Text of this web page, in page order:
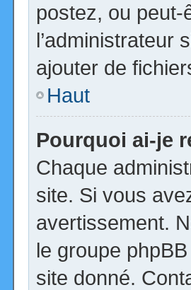
postez, ou
l’administrateur
ajouter de
Haut
Pourquoi ai-je
Chaque
site. Si vous
avertissement.
le groupe
site donné.